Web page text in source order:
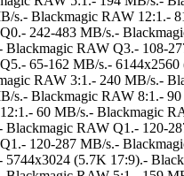
s.- Blackmagic RAW 12:1.-
242-483 MB/s.-
Blackmagic RAW Q3.- 108-
65-162 MB/s.- 6144x2560
RAW 3:1.- 240 MB/s.-
s.- Blackmagic RAW 8:1.-
60 MB/s.- Blackmagic
Blackmagic RAW Q1.- 120-
120-287 MB/s.-
5744x3024 (5.7K 17:9).-